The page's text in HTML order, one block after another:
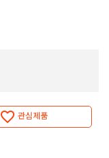
관심제품